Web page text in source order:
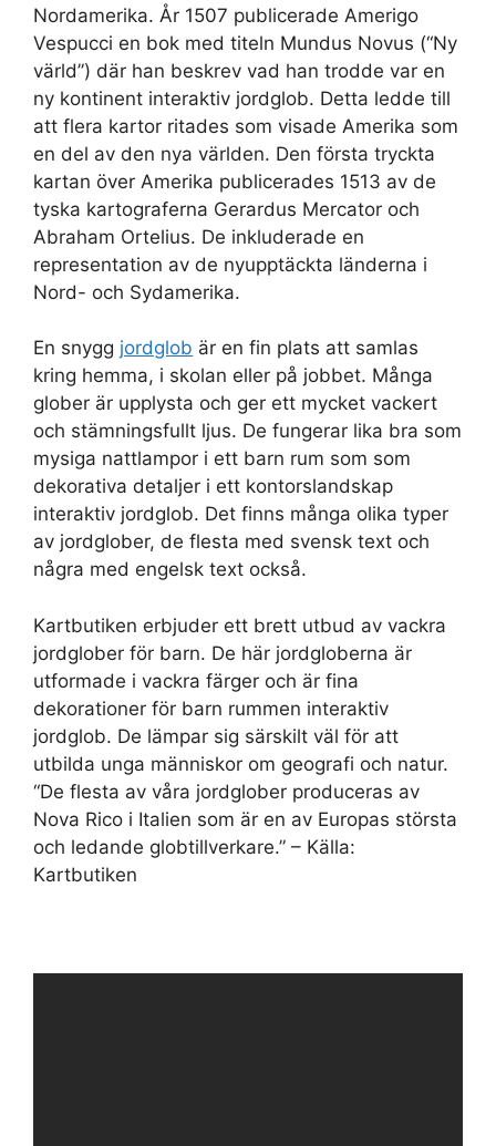
Nordamerika. År 1507 publicerade Amerigo
Vespucci en bok med titeln Mundus Novus (“Ny
värld”) där han beskrev vad han trodde var en
ny kontinent interaktiv jordglob. Detta ledde till
att flera kartor ritades som visade Amerika som
en del av den nya världen. Den första tryckta
kartan över Amerika publicerades 1513 av de
tyska kartograferna Gerardus Mercator och
Abraham Ortelius. De inkluderade en
representation av de nyupptäckta länderna i
Nord- och Sydamerika.
En snygg jordglob är en fin plats att samlas
kring hemma, i skolan eller på jobbet. Många
glober är upplysta och ger ett mycket vackert
och stämningsfullt ljus. De fungerar lika bra som
mysiga nattlampor i ett barn rum som som
dekorativa detaljer i ett kontorslandskap
interaktiv jordglob. Det finns många olika typer
av jordglober, de flesta med svensk text och
några med engelsk text också.
Kartbutiken erbjuder ett brett utbud av vackra
jordglober för barn. De här jordgloberna är
utformade i vackra färger och är fina
dekorationer för barn rummen interaktiv
jordglob. De lämpar sig särskilt väl för att
utbilda unga människor om geografi och natur.
“De flesta av våra jordglober produceras av
Nova Rico i Italien som är en av Europas största
och ledande globtillverkare.” – Källa:
Kartbutiken